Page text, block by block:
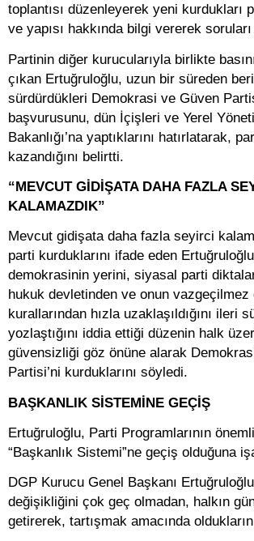
toplantısı düzenleyerek yeni kurdukları
ve yapısı hakkında bilgi vererek soruları
Partinin diğer kurucularıyla birlikte
çıkan Ertuğruloğlu, uzun bir süreden beri
sürdürdükleri Demokrasi ve Güven
başvurusunu, dün İçişleri ve Yerel
Bakanlığı’na yaptıklarını hatırlatarak,
kazandığını belirtti.
“MEVCUT GİDİŞATA DAHA FAZLA
KALAMAZDIK”
Mevcut gidişata daha fazla seyirci
parti kurduklarını ifade eden
demokrasinin yerini, siyasal parti
hukuk devletinden ve onun
kurallarından hızla uzaklaşıldığını ileri
yozlaştığını iddia ettiği düzenin halk
güvensizliği göz önüne alarak
Partisi’ni kurduklarını söyledi.
BAŞKANLIK SİSTEMİNE GEÇİŞ
Ertuğruloğlu, Parti Programlarının
“Başkanlık Sistemi”ne geçiş olduğuna
DGP Kurucu Genel Başkanı
değişikliğini çok geç olmadan, halkın
getirerek, tartışmak amacında